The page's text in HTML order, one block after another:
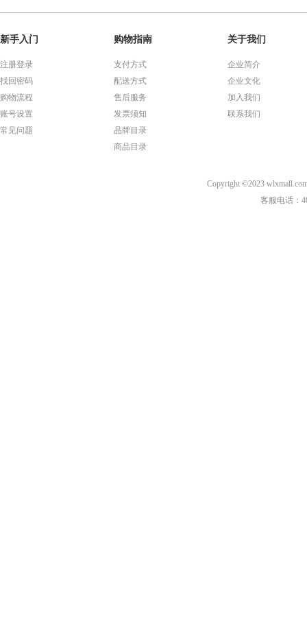
新手入门
注册登录
找回密码
购物流程
账号设置
常见问题
购物指南
支付方式
配送方式
售后服务
发票须知
品牌目录
商品目录
关于我们
企业简介
企业文化
加入我们
联系我们
Copyright ©2023
客服电话：